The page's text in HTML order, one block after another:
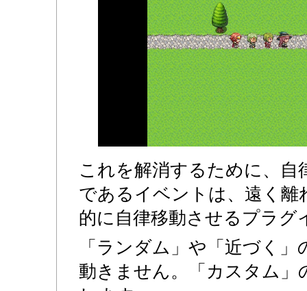
これを解消するために、自
であるイベントは、遠く離
的に自律移動させるプラグ
「ランダム」や「近づく
動きません。「カスタム